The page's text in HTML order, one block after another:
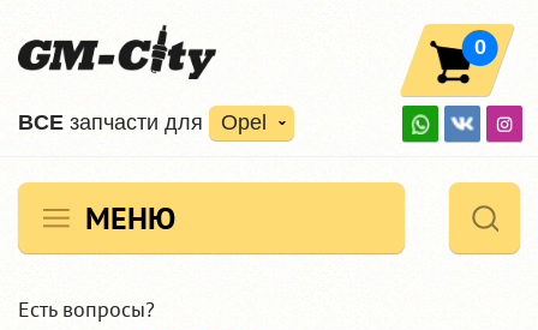
ВCE запчасти для Opel
0
МЕНЮ
Есть вопросы?